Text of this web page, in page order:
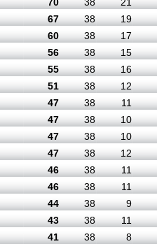
67 38
19
60 38
17
56 38
15
55 38
16
51 38
12
47 38
11
47 38
10
47 38
10
47 38
12
46 38
11
46 38
11
44 38
9
43 38
11
41 38
8